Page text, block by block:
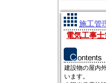
施工管
電気工事
建設物の屋内
います。